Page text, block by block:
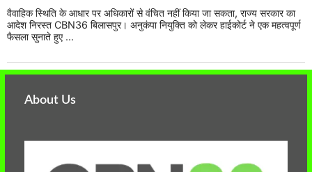
वैवाहिक स्थिति के आधार पर अधिकारों से वंचित नहीं किया जा सकता, राज्य सरकार का
आदेश निरस्त CBN36 बिलासपुर। अनुकंपा नियुक्ति को लेकर हाईकोर्ट ने एक महत्वपूर्ण
फैसला सुनाते हुए ...
About Us